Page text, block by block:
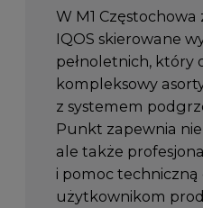
W M1 Częstochowa
IQOS skierowane
pełnoletnich, który
kompleksowy
z systemem
Punkt zapewnia
ale także
i pomoc techniczną
użytkownikom